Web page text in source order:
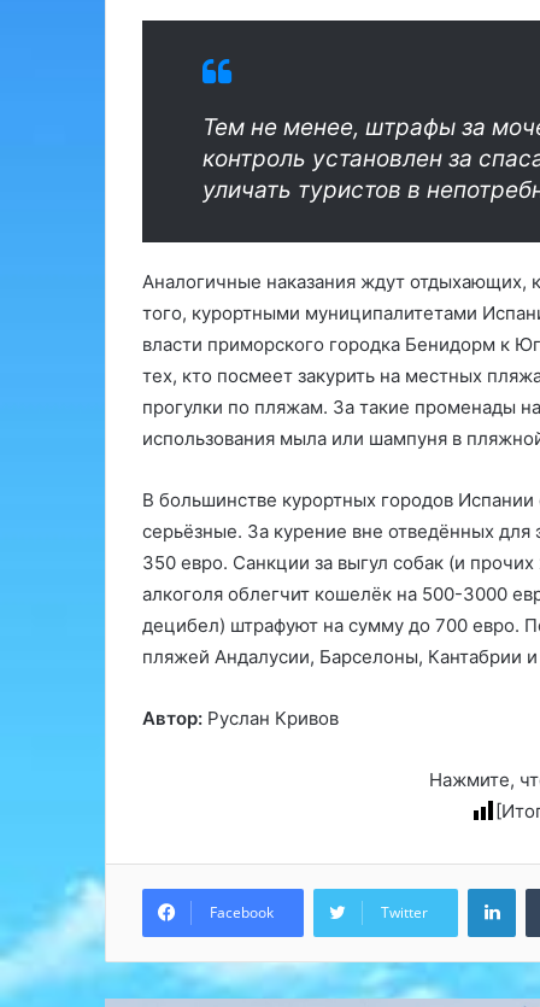
Тем не менее, штрафы за
контроль установлен за
уличать туристов в
Аналогичные наказания ждут отдыхающих,
того, курортными муниципалитетами
власти приморского городка Бенидорм к
тех, кто посмеет закурить на местных
прогулки по пляжам. За такие променады
использования мыла или шампуня в
В большинстве курортных городов
серьёзные. За курение вне отведённых
350 евро. Санкции за выгул собак (и
алкоголя облегчит кошелёк на 500-3000
децибел) штрафуют на сумму до 700 евро.
пляжей Андалусии, Барселоны, Кантабрии и
Автор: Руслан Кривов
Нажмите,
Facebook Twitter